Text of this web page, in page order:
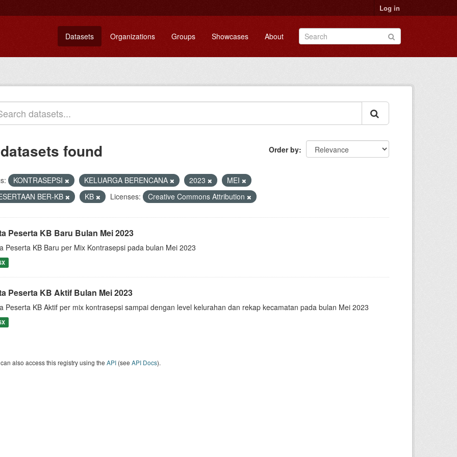
Log in
Datasets Organizations Groups Showcases About
Order by
found
KONTRASEPSI KELUARGA BERENCANA 2023
MEI
BER-KB
KB Licenses: Creative Commons Attribution
Peserta KB Baru Bulan Mei 2023
Peserta KB Baru per Mix Kontrasepsi pada bulan Mei 2023
Peserta KB Aktif Bulan Mei 2023
Peserta KB Aktif per mix kontrasepsi sampai dengan level kelurahan dan rekap kecamatan pada bulan Mei 2023
also access this registry using the API (see API Docs).